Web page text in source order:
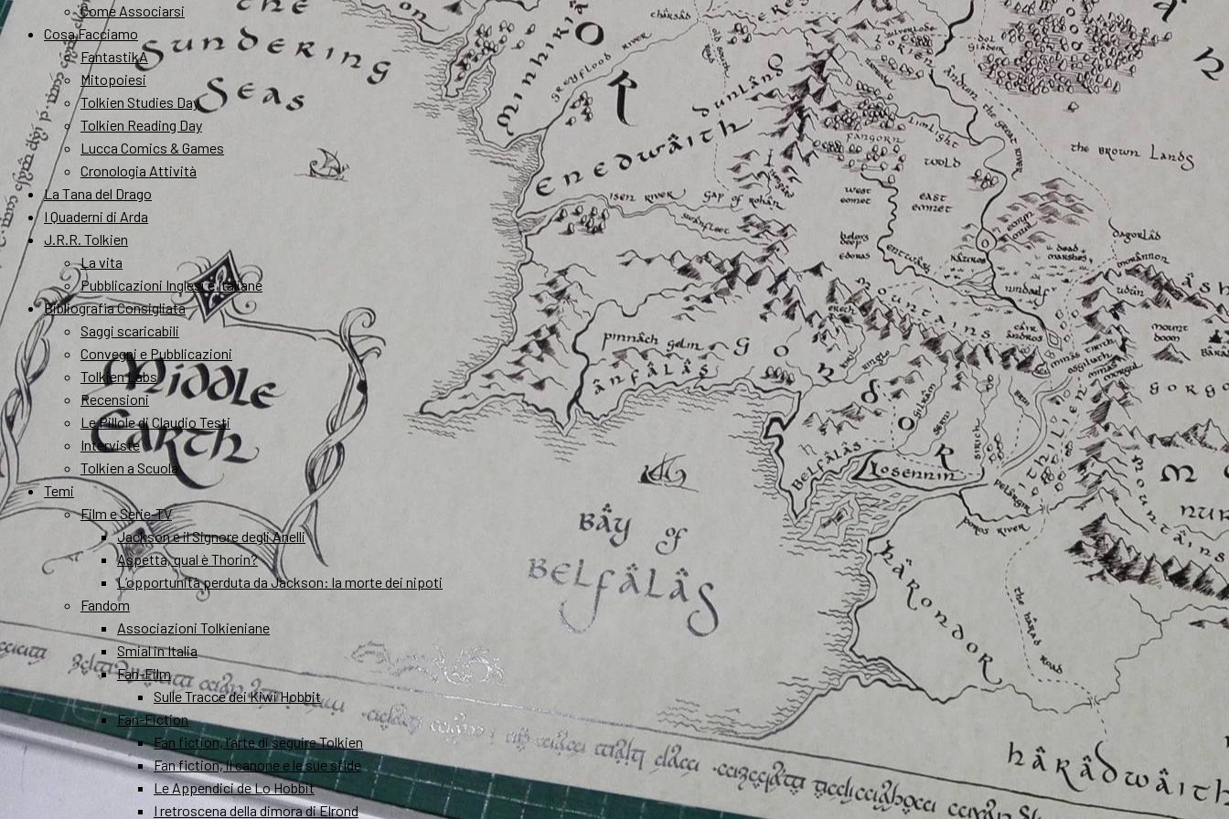
Come Associarsi
Cosa Facciamo
FantastikA
Mitopoiesi
Tolkien Studies Day
Tolkien Reading Day
Lucca Comics & Games
Cronologia Attività
La Tana del Drago
I Quaderni di Arda
J.R.R. Tolkien
La vita
Pubblicazioni Inglesi e Italiane
Bibliografia Consigliata
Saggi scaricabili
Convegni e Pubblicazioni
Tolkien Labs
Recensioni
Le Pillole di Claudio Testi
Interviste
Tolkien a Scuola
Temi
Film e Serie-TV
Jackson e il Signore degli Anelli
Aspetta, qual è Thorin?
L’opportunità perduta da Jackson: la morte dei nipoti
Fandom
Associazioni Tolkieniane
Smial in Italia
Fan-Film
Sulle Tracce dei Kiwi Hobbit
Fan-Fiction
Fan fiction, l’arte di seguire Tolkien
Fan fiction, il canone e le sue sfide
Le Appendici de Lo Hobbit
I retroscena della dimora di Elrond